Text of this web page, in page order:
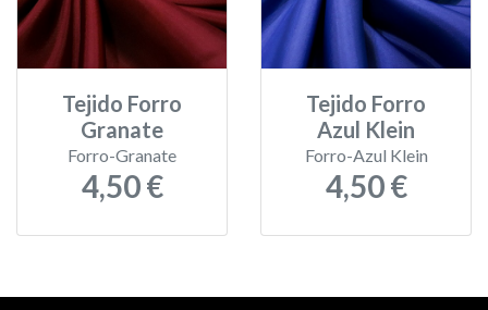
Tejido Forro
Granate
Forro-Granate
4,50 €
Tejido Forro
Azul Klein
Forro-Azul Klein
4,50 €